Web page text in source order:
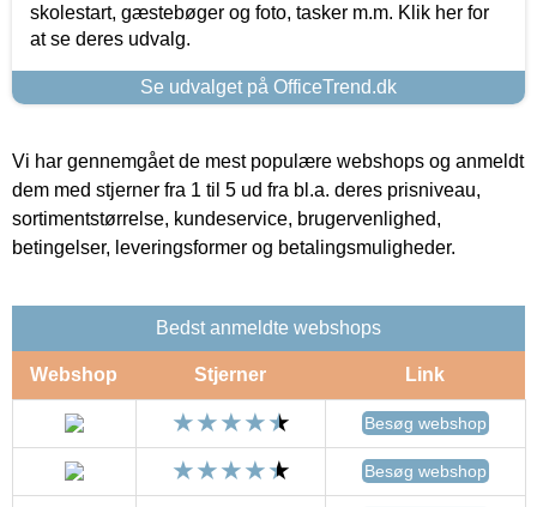
skolestart, gæstebøger og foto, tasker m.m. Klik her for
at se deres udvalg.
Se udvalget på OfficeTrend.dk
Vi har gennemgået de mest populære webshops og anmeldt
dem med stjerner fra 1 til 5 ud fra bl.a. deres prisniveau,
sortimentstørrelse, kundeservice, brugervenlighed,
betingelser, leveringsformer og betalingsmuligheder.
Bedst anmeldte webshops
Webshop Stjerner Link
Besøg webshop
Besøg webshop